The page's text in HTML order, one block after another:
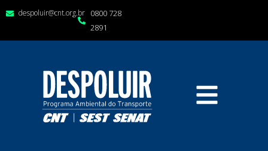
despoluir@cnt.org.br 0800 728
2891